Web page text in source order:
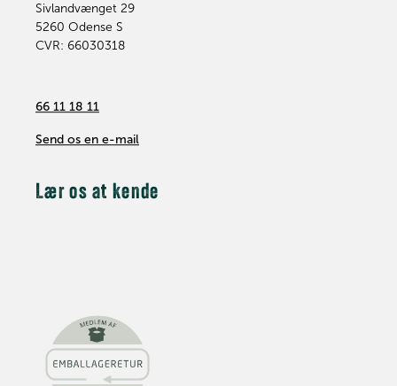
Sivlandvænget 29
5260 Odense S
CVR: 66030318
66 11 18 11
Send os en e-mail
Lær os at kende